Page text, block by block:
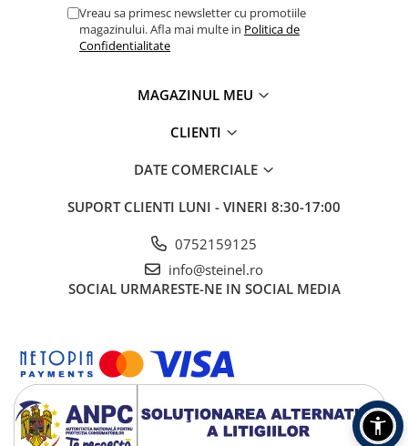
Vreau sa primesc newsletter cu promotiile
magazinului. Afla mai multe in Politica de
Confidentialitate
MAGAZINUL MEU
CLIENTI
DATE COMERCIALE
SUPORT CLIENTI LUNI - VINERI 8:30-17:00
0752159125
info@steinel.ro
SOCIAL URMARESTE-NE IN SOCIAL MEDIA